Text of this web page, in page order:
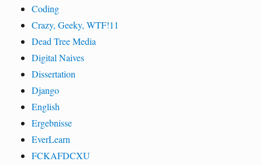
Coding
Crazy, Geeky, WTF!11
Dead Tree Media
Digital Naives
Dissertation
Django
English
Ergebnisse
EverLearn
FCKAFDCXU